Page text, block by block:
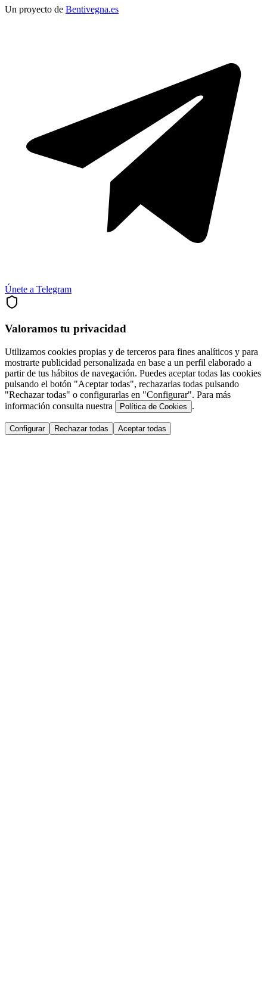
Un proyecto de Bentivegna.es
Únete a Telegram
Valoramos tu privacidad
Utilizamos cookies propias y de terceros para fines analíticos y para
mostrarte publicidad personalizada en base a un perfil elaborado a
partir de tus hábitos de navegación. Puedes aceptar todas las cookies
pulsando el botón "Aceptar todas", rechazarlas todas pulsando
"Rechazar todas" o configurarlas en "Configurar". Para más
información consulta nuestra
Política de Cookies .
Configurar Rechazar todas Aceptar todas